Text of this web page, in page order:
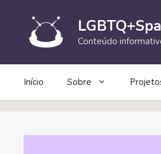
conteúdo
Conteúdo
Início Sobre